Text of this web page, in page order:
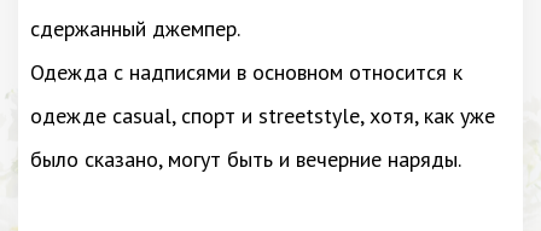
сдержанный джемпер.
Одежда с надписями в основном относится к
одежде сasual, спорт и streetstyle, хотя, как уже
было сказано, могут быть и вечерние наряды.